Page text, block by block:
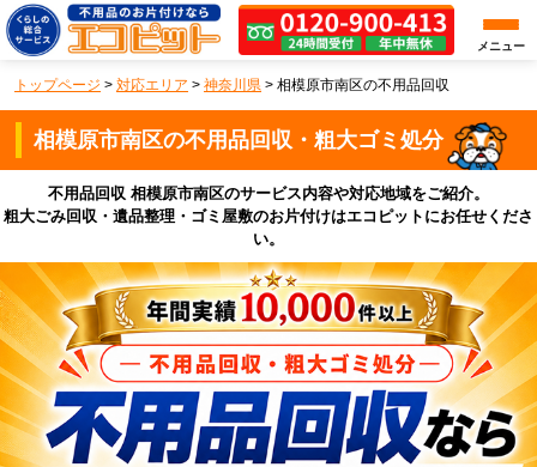
メニュー
トップページ > 対応エリア > 神奈川県 > 相模原市南区の不用品回収
相模原市南区の不用品回収・粗大ゴミ処分
不用品回収 相模原市南区のサービス内容や対応地域をご紹介。
粗大ごみ回収・遺品整理・ゴミ屋敷のお片付けはエコピットにお任せくださ
い。